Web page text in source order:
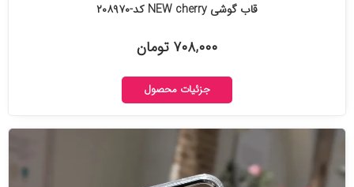
قاب گوشی NEW cherry کد-۲۰۸۹۷۰
۷۰۸,۰۰۰ تومان
جزئیات محصول